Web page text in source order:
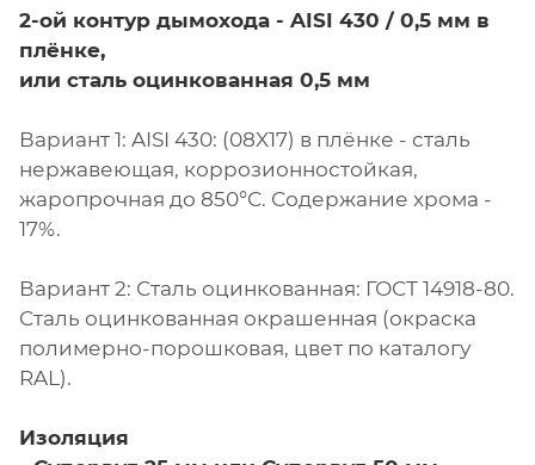
2-ой контур дымохода - AISI 430 / 0,5 мм в
плёнке,
или сталь оцинкованная 0,5 мм
Вариант 1: AISI 430: (08X17) в плёнке - сталь
нержавеющая, коррозионностойкая,
жаропрочная до 850°С. Содержание хрома -
17%.
Вариант 2: Сталь оцинкованная: ГОСТ 14918-80.
Сталь оцинкованная окрашенная (окраска
полимерно-порошковая, цвет по каталогу
RAL).
Изоляция